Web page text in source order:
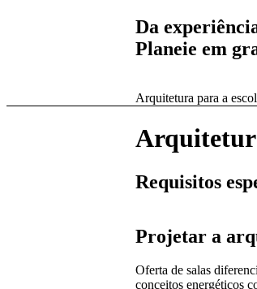
Da
Planeie em
Arquitetura para a
Requisitos
Projetar a
Oferta de salas
conceitos energéticos